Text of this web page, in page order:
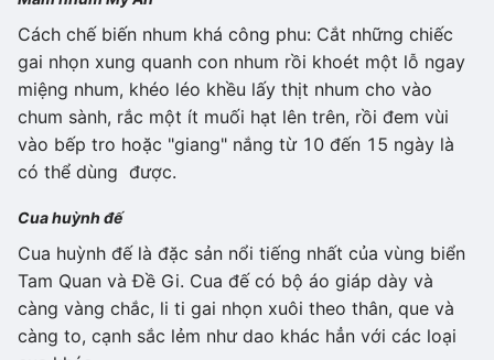
Cách chế biến nhum khá công phu: Cắt những chiếc
gai nhọn xung quanh con nhum rồi khoét một lỗ ngay
miệng nhum, khéo léo khều lấy thịt nhum cho vào
chum sành, rắc một ít muối hạt lên trên, rồi đem vùi
vào bếp tro hoặc "giang" nắng từ 10 đến 15 ngày là
có thể dùng được.
Cua huỳnh đế
Cua huỳnh đế là đặc sản nổi tiếng nhất của vùng biển
Tam Quan và Đề Gi. Cua đế có bộ áo giáp dày và
càng vàng chắc, li ti gai nhọn xuôi theo thân, que và
càng to, cạnh sắc lẻm như dao khác hẳn với các loại